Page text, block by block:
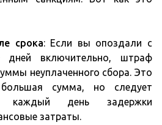
срока: Если вы опоздали с
включительно, штраф
неуплаченного сбора. Это
сумма, но следует
каждый день задержки
затраты.